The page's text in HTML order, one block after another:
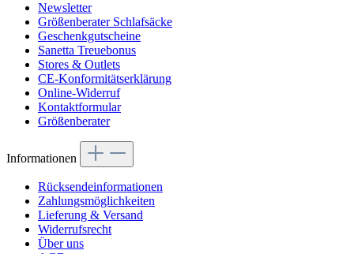
Newsletter
Größenberater Schlafsäcke
Geschenkgutscheine
Sanetta Treuebonus
Stores & Outlets
CE-Konformitätserklärung
Online-Widerruf
Kontaktformular
Größenberater
Informationen
Rücksendeinformationen
Zahlungsmöglichkeiten
Lieferung & Versand
Widerrufsrecht
Über uns